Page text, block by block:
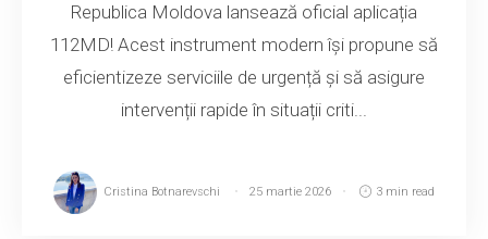
Republica Moldova lansează oficial aplicația
112MD! Acest instrument modern își propune să
eficientizeze serviciile de urgență și să asigure
intervenții rapide în situații criti...
Cristina Botnarevschi 25 martie 2026 3 min read